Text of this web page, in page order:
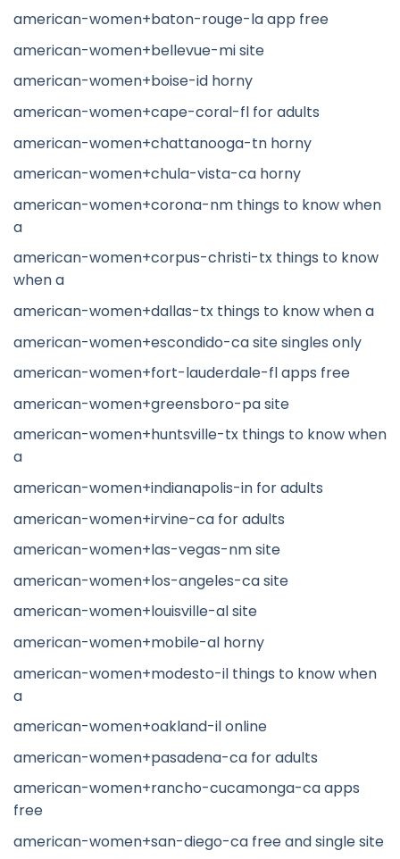
american-women+baton-rouge-la app free
american-women+bellevue-mi site
american-women+boise-id horny
american-women+cape-coral-fl for adults
american-women+chattanooga-tn horny
american-women+chula-vista-ca horny
american-women+corona-nm things to know when
a
american-women+corpus-christi-tx things to know
when a
american-women+dallas-tx things to know when a
american-women+escondido-ca site singles only
american-women+fort-lauderdale-fl apps free
american-women+greensboro-pa site
american-women+huntsville-tx things to know when
a
american-women+indianapolis-in for adults
american-women+irvine-ca for adults
american-women+las-vegas-nm site
american-women+los-angeles-ca site
american-women+louisville-al site
american-women+mobile-al horny
american-women+modesto-il things to know when
a
american-women+oakland-il online
american-women+pasadena-ca for adults
american-women+rancho-cucamonga-ca apps
free
american-women+san-diego-ca free and single site